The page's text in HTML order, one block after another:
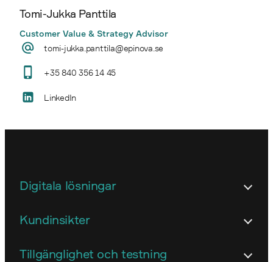
Tomi-Jukka Panttila
Customer Value & Strategy Advisor
tomi-jukka.panttila@epinova.se
+35 840 356 14 45
LinkedIn
Digitala lösningar
Arkitektur
Kundinsikter
Användarstudier och insikter
Tillgänglighet och testning